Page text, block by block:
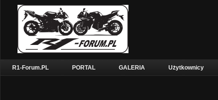
R1-Forum.PL PORTAL GALERIA Użytkownicy